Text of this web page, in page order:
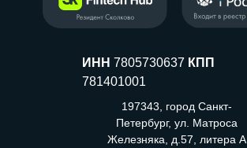
ИНН 7805730637 КПП
781401001
197343, город Санкт-
Петербург, ул. Матроса
Железняка, д.57, литера А